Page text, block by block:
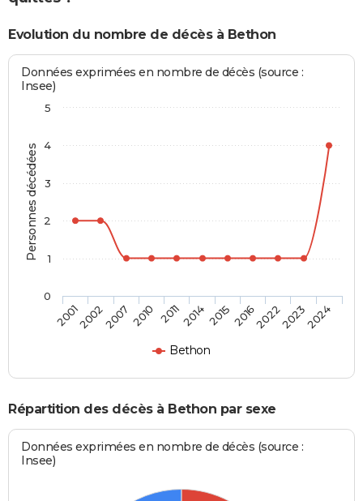
Evolution du nombre de décès à Bethon
Personnes décédées
Données exprimées en nombre de décès (source :
Insee)
Bethon
200120022007 2010 2011201420152016202220232024
0
1
2
3
4
5
Répartition des décès à Bethon par sexe
Données exprimées en nombre de décès (source :
Insee)